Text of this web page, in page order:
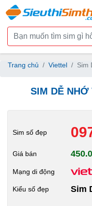
Trang chủ Viettel Sim
SIM DỄ NHỚ
Sim số đẹp
Giá bán
Mạng di động
Kiểu số đẹp Sim